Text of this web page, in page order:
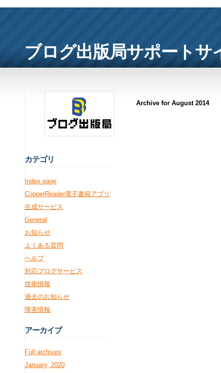
ブログ出版局サポートサ
Archive for August 2014
カテゴリ
Index page
CopperReader電子書籍アプリ
生成サービス
General
お知らせ
よくある質問
ヘルプ
対応ブログサービス
技術情報
過去のお知らせ
障害情報
アーカイブ
Full archives
January, 2020